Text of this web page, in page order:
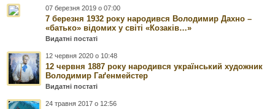
07 березня 2019 о 07:00
7 березня 1932 року народився Володимир Дахно –
«батько» відомих у світі «Козаків…»
Видатні постаті
12 червня 2020 о 10:48
12 червня 1887 року народився український художник
Володимир Гаґенмейстер
Видатні постаті
24 травня 2017 о 12:56